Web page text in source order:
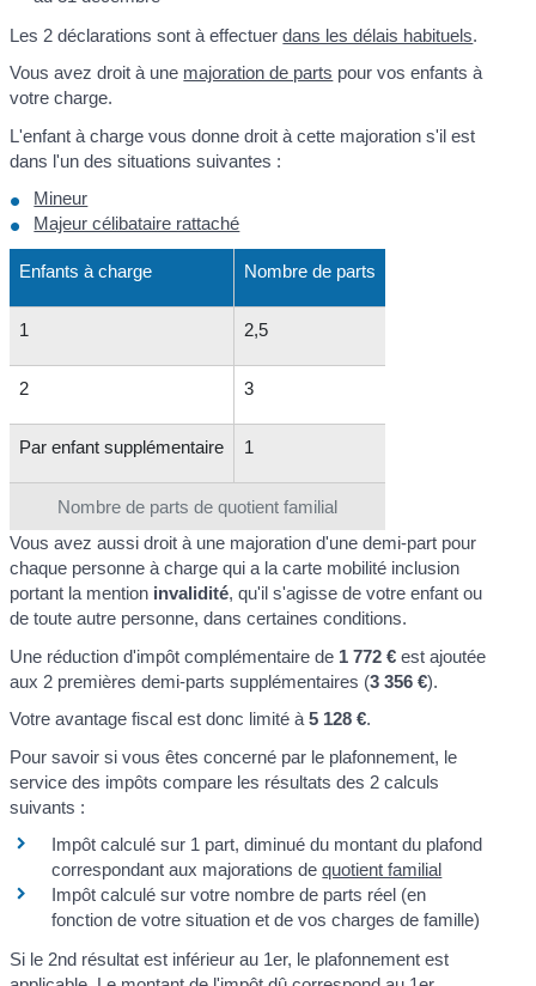
Les 2 déclarations sont à effectuerdans les délais habituels.
Vous avez droit à une majoration de parts pour vos enfants à
votre charge.
L'enfant à charge vous donne droit à cette majoration s'il est
dans l'un des situations suivantes :
Mineur
Majeur célibataire rattaché
Nombre de parts de quotient familial
Enfants à charge Nombre de parts
1 2,5
2 3
Par enfant supplémentaire 1
Vous avez aussi droit à une majoration d'une demi-part pour
chaque personne à charge qui a la carte mobilité inclusion
portant la mention invalidité, qu'il s'agisse de votre enfant ou
de toute autre personne, dans certaines conditions.
Une réduction d'impôt complémentaire de 1 772 € est ajoutée
aux 2 premières demi-parts supplémentaires (3 356 €).
Votre avantage fiscal est donc limité à5 128 €.
Pour savoir si vous êtes concerné par le plafonnement, le
service des impôts compare les résultats des 2 calculs
suivants :
Impôt calculé sur 1 part, diminué du montant du plafond
correspondant aux majorations dequotient familial
Impôt calculé sur votre nombre de parts réel (en
fonction de votre situation et de vos charges de famille)
Si le 2nd résultat est inférieur au 1er, le plafonnement est